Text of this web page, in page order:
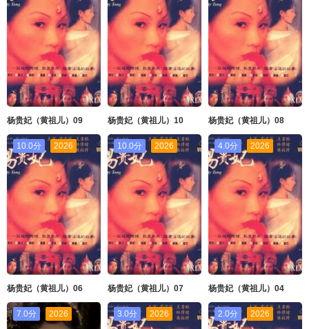
杨贵妃（黄祖儿）09 杨贵妃（黄祖儿）10 杨贵妃（黄祖儿）08
10.0分 2026
杨贵妃（黄祖儿）06
10.0分 2026
杨贵妃（黄祖儿）07
4.0分 2026
杨贵妃（黄祖儿）04
7.0分 2026 3.0分 2026 2.0分 2026